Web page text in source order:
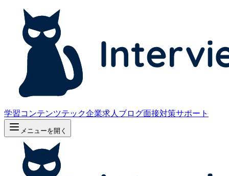
学習コンテンツテック企業求人 ブログ面接対策サポート
メニューを開く